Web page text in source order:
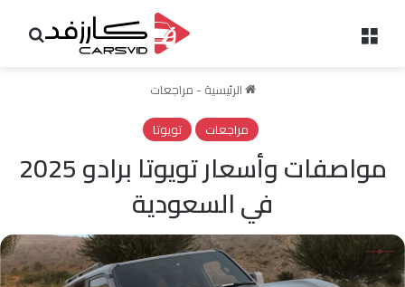
الرئيسية - مراجعات
مراجعات
تويوتا
مواصفات وأسعار تويوتا برادو 2025
في السعودية